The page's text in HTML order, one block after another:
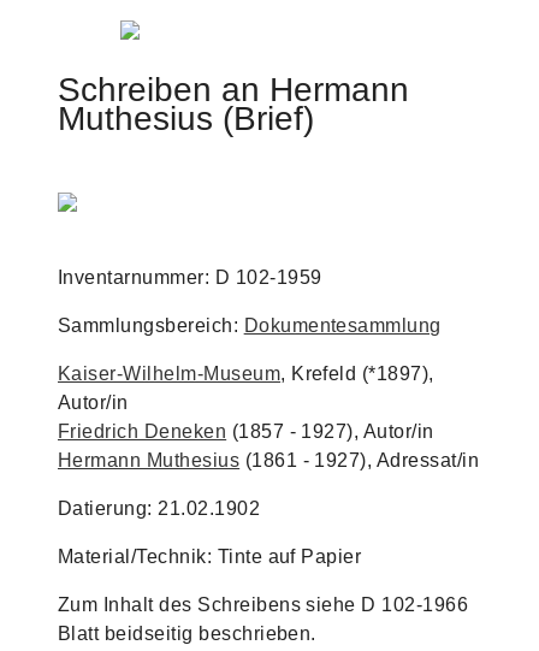
Jump to navigation
Schreiben an Hermann
Muthesius (Brief)
Inventarnummer: D 102-1959
Sammlungsbereich: Dokumentesammlung
Kaiser-Wilhelm-Museum, Krefeld (*1897),
Autor/in
Friedrich Deneken (1857 - 1927), Autor/in
Hermann Muthesius (1861 - 1927), Adressat/in
Datierung: 21.02.1902
Material/Technik: Tinte auf Papier
Zum Inhalt des Schreibens siehe D 102-1966
Blatt beidseitig beschrieben.